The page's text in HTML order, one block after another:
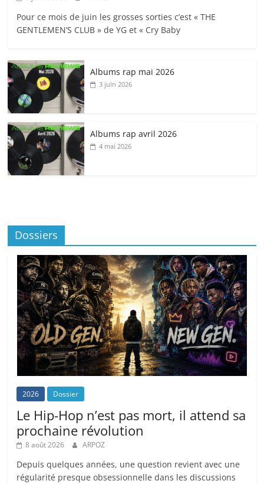
Pour ce mois de juin les grosses sorties c’est « THE
GENTLEMEN’S CLUB » de YG et « Cry Baby
Albums rap mai 2026
3 juin 2026
Albums rap avril 2026
4 mai 2026
Dossiers
2026 Dossier
Le Hip-Hop n’est pas mort, il attend sa
prochaine révolution
8 août 2026 ARPOZ
Depuis quelques années, une question revient avec une
régularité presque obsessionnelle dans les discussions